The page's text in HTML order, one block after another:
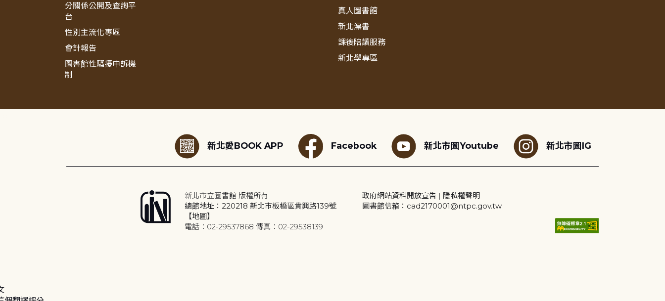
分關係公開及查詢平
台
性別主流化專區
會計報告
圖書館性騷擾申訴機
制
真人圖書館
新北漂書
課後陪讀服務
新北學專區
新北愛BOOK APP Facebook 新北市圖Youtube 新北市圖IG
新北市立圖書館 版權所有
總館地址：220218 新北市板橋區貴興路139號
【地圖】
電話：02-29537868 傳真：02-29538139
政府網站資料開放宣告 | 隱私權聲明
圖書館信箱：cad2170001@ntpc.gov.tw